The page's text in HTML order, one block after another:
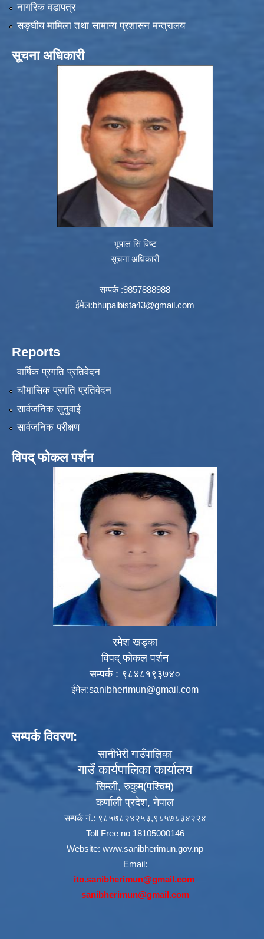
नागरिक वडापत्र
सङ्‍घीय मामिला तथा सामान्य प्रशासन मन्त्रालय
सूचना अधिकारी
भूपाल सिं विष्ट
सूचना अधिकारी
सम्पर्क :9857888988
ईमेल:bhupalbista43@gmail.com
Reports
वार्षिक प्रगति प्रतिवेदन
चौमासिक प्रगति प्रतिवेदन
सार्वजनिक सुनुवाई
सार्वजनिक परीक्षण
विपद् फोकल पर्शन
रमेश खड्का
विपद् फोकल पर्शन
सम्पर्क : ९८४८१९३७४०
ईमेल:sanibherimun@gmail.com
सम्पर्क विवरण:
सानीभेरी गाउँपालिका
गाउँ कार्यपालिका कार्यालय
सिम्ली, रुकुम(पश्‍चिम)
कर्णाली प्रदेश, नेपाल
सम्पर्क नं.: ९८५७८२४२५३,९८५७८३४२२४
Toll Free no 18105000146
Website: www.sanibherimun.gov.np
Email:
ito.sanibherimun@gmail.com
sanibherimun@gmail.com